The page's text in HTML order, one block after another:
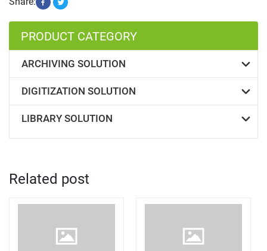
PRODUCT CATEGORY
ARCHIVING SOLUTION
DIGITIZATION SOLUTION
LIBRARY SOLUTION
Related post